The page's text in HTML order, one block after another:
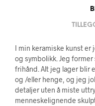
I min keramiske kunst er
og symbolikk. Jeg
frihånd. Alt jeg lager blir
og /eller henge, og jeg
detaljer uten å miste
menneskelignende